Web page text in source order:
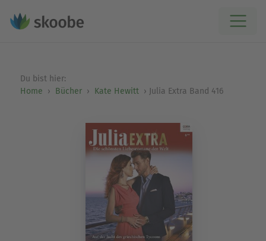
Du bist hier:
Home
Bücher Kate Hewitt Julia Extra Band 416